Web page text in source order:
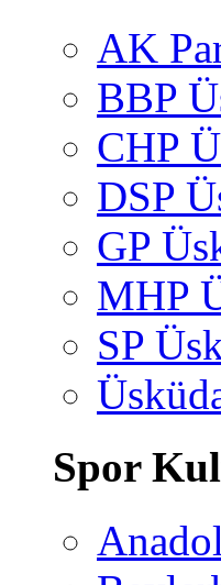
AK
BBP
CHP
DSP
GP
MHP
SP
Spor